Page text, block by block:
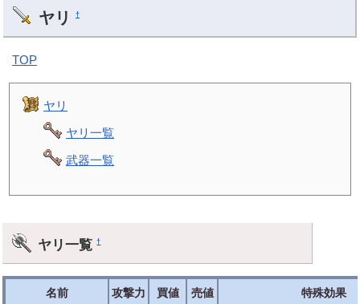
ヤリ †
TOP
ヤリ
ヤリ一覧
武器一覧
ヤリ一覧†
名前 攻撃力 買値 売値 特殊効果